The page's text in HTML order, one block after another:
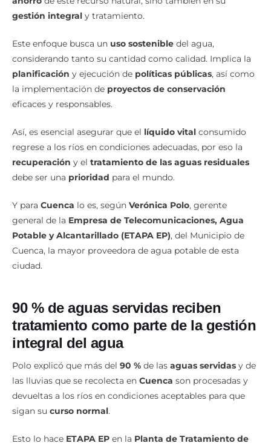
gestión integral y tratamiento.
Este enfoque busca un uso sostenible del agua,
considerando tanto su cantidad como calidad. Implica la
planificación y ejecución de políticas públicas, así como
la implementación de proyectos de conservación
eficaces y responsables.
Así, es esencial asegurar que el líquido vital consumido
regrese a los ríos en condiciones adecuadas, por eso la
recuperación y el tratamiento de las aguas residuales
debe ser una prioridad para el mundo.
Y para Cuenca lo es, según Verónica Polo, gerente
general de la Empresa de Telecomunicaciones, Agua
Potable y Alcantarillado (ETAPA EP), del Municipio de
Cuenca, la mayor proveedora de agua potable de esta
ciudad.
90 % de aguas servidas reciben
tratamiento como parte de la gestión
integral del agua
Polo explicó que más del 90 % de las aguas servidas y de
las lluvias que se recolecta en Cuenca son procesadas y
devueltas a los ríos en condiciones aceptables para que
sigan su curso normal.
Esto lo hace ETAPA EP en la Planta de Tratamiento de